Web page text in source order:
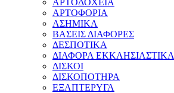
ΑΡΤΟΔΟΧΕΙΑ
ΑΡΤΟΦΟΡΙΑ
ΑΣΗΜΙΚΑ
ΒΑΣΕΙΣ ΔΙΑΦΟΡΕΣ
ΔΕΣΠΟΤΙΚΑ
ΔΙΑΦΟΡΑ ΕΚΚΛΗΣΙΑΣΤΙΚΑ
ΔΙΣΚΟΙ
ΔΙΣΚΟΠΟΤΗΡΑ
ΕΞΑΠΤΕΡΥΓΑ